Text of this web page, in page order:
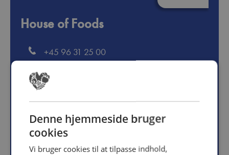
House of Foods
+45 96 31 25 00
info@houseoffoods.com
http://www.houseoffoods.com
Denne hjemmeside bruger
cookies
Vi bruger cookies til at tilpasse indhold,